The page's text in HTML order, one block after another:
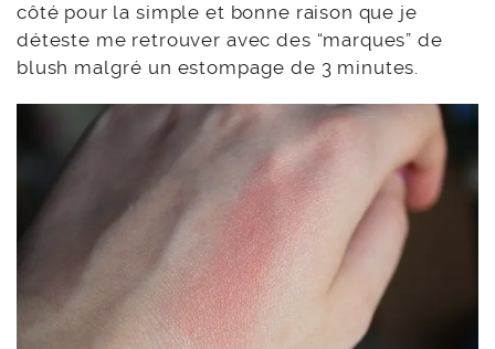
côté pour la simple et bonne raison que je
déteste me retrouver avec des “marques” de
blush malgré un estompage de 3 minutes.